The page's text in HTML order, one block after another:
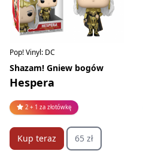
Pop! Vinyl: DC
Shazam! Gniew bogów
Hespera
2 + 1 za złotówkę
Kup teraz 65 zł